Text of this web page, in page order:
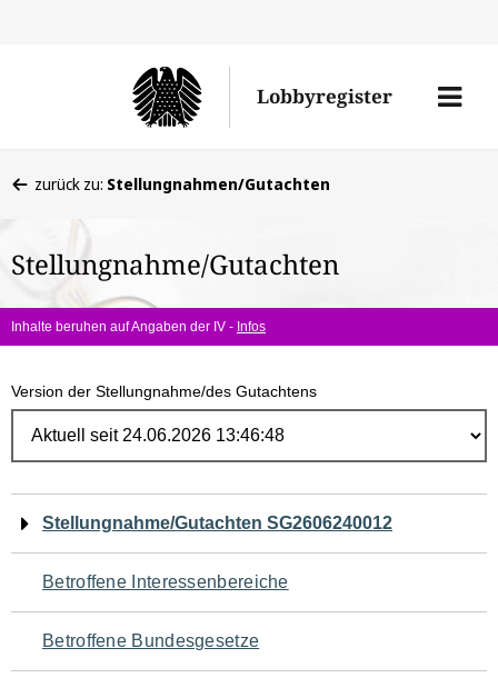
Lobbyregister
Menü
befinden
hier:
zurück zu: Stellungnahmen/Gutachten
Stellungnahme/Gutachten
Inhalte beruhen auf Angaben der IV - Infos
Version der Stellungnahme/des Gutachtens
Navigation
für
den
Seiteninhalt
Stellungnahme/Gutachten SG2606240012
Betroffene Interessenbereiche
Betroffene Bundesgesetze